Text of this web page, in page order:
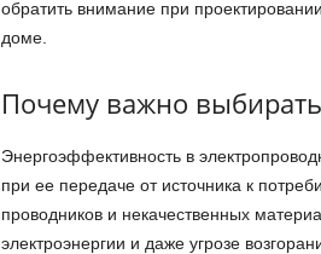
обратить внимание при
доме.
Почему важно
Энергоэффективность в
при ее передаче от источника к
проводников и некачественных
электроэнергии и даже угрозе